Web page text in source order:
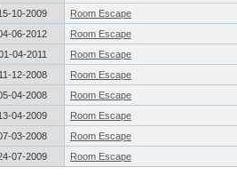
10-2009
Room Escape
06-2012
Room Escape
04-2011
Room Escape
11-12-2008
Room Escape
04-2008
Room Escape
04-2009
Room Escape
03-2008
Room Escape
07-2009 Room Escape